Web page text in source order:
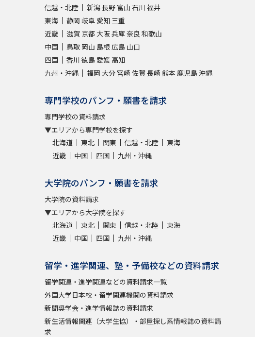
信越・北陸
新潟長野 富山 石川 福井
東海
静岡 岐阜 愛知 三重
近畿
滋賀 京都 大阪兵庫奈良 和歌山
中国
鳥取 岡山 島根 広島 山口
四国
香川 徳島 愛媛 高知
九州・沖縄
福岡 大分 宮崎 佐賀 長崎 熊本 鹿児島沖縄
専門学校のパンフ・願書を請求
専門学校の資料請求
▼エリアから専門学校を探す
北海道
東北 関東 信越・北陸
東海
近畿
中国 四国 九州・沖縄
大学院のパンフ・願書を請求
大学院の資料請求
▼エリアから大学院を探す
北海道
東北 関東 信越・北陸
東海
近畿
中国 四国 九州・沖縄
留学・進学関連、塾・予備校などの資料請求
留学関連・進学関連などの資料請求一覧
外国大学日本校・留学関連機関の資料請求
新聞奨学会・進学情報誌の資料請求
新生活情報関連（大学生協）・部屋探し系情報誌の資料請
求